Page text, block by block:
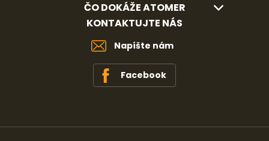
ČO DOKÁŽE ATOMER
KONTAKTUJTE NÁS
Napíšte nám
Facebook